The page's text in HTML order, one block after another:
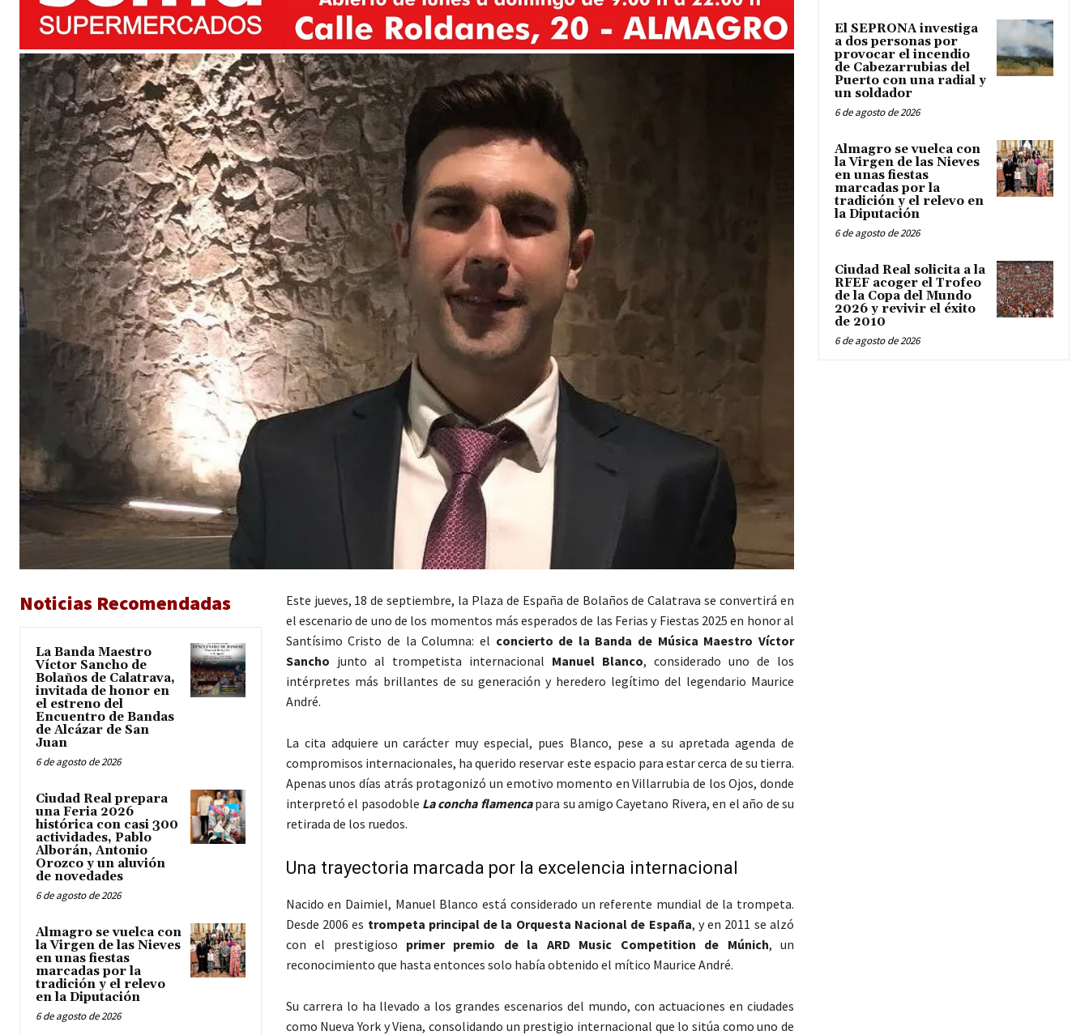
Noticias Recomendadas
La Banda Maestro
Víctor Sancho de
Bolaños de Calatrava,
invitada de honor en
el estreno del
Encuentro de Bandas
de Alcázar de San
Juan
6 de agosto de 2026
Ciudad Real prepara
una Feria 2026
histórica con casi 300
actividades, Pablo
Alborán, Antonio
Orozco y un aluvión
de novedades
6 de agosto de 2026
Almagro se vuelca con
la Virgen de las Nieves
en unas fiestas
marcadas por la
tradición y el relevo
en la Diputación
6 de agosto de 2026
Este jueves, 18 de septiembre, la Plaza de España de Bolaños de Calatrava se convertirá en
el escenario de uno de los momentos más esperados de las Ferias y Fiestas 2025 en honor al
Santísimo Cristo de la Columna: el concierto de la Banda de Música Maestro Víctor
Sancho junto al trompetista internacional Manuel Blanco, considerado uno de los
intérpretes más brillantes de su generación y heredero legítimo del legendario Maurice
André.
La cita adquiere un carácter muy especial, pues Blanco, pese a su apretada agenda de
compromisos internacionales, ha querido reservar este espacio para estar cerca de su tierra.
Apenas unos días atrás protagonizó un emotivo momento en Villarrubia de los Ojos, donde
interpretó el pasodoble La concha flamencapara su amigo Cayetano Rivera, en el año de su
retirada de los ruedos.
Una trayectoria marcada por la excelencia internacional
Nacido en Daimiel, Manuel Blanco está considerado un referente mundial de la trompeta.
Desde 2006 es trompeta principal de la Orquesta Nacional de España, y en 2011 se alzó
con el prestigioso primer premio de la ARD Music Competition de Múnich, un
reconocimiento que hasta entonces solo había obtenido el mítico Maurice André.
Su carrera lo ha llevado a los grandes escenarios del mundo, con actuaciones en ciudades
como Nueva York y Viena, consolidando un prestigio internacional que lo sitúa como uno de
El SEPRONA investiga
a dos personas por
provocar el incendio
de Cabezarrubias del
Puerto con una radial y
un soldador
6 de agosto de 2026
Almagro se vuelca con
la Virgen de las Nieves
en unas fiestas
marcadas por la
tradición y el relevo en
la Diputación
6 de agosto de 2026
Ciudad Real solicita a la
RFEF acoger el Trofeo
de la Copa del Mundo
2026 y revivir el éxito
de 2010
6 de agosto de 2026